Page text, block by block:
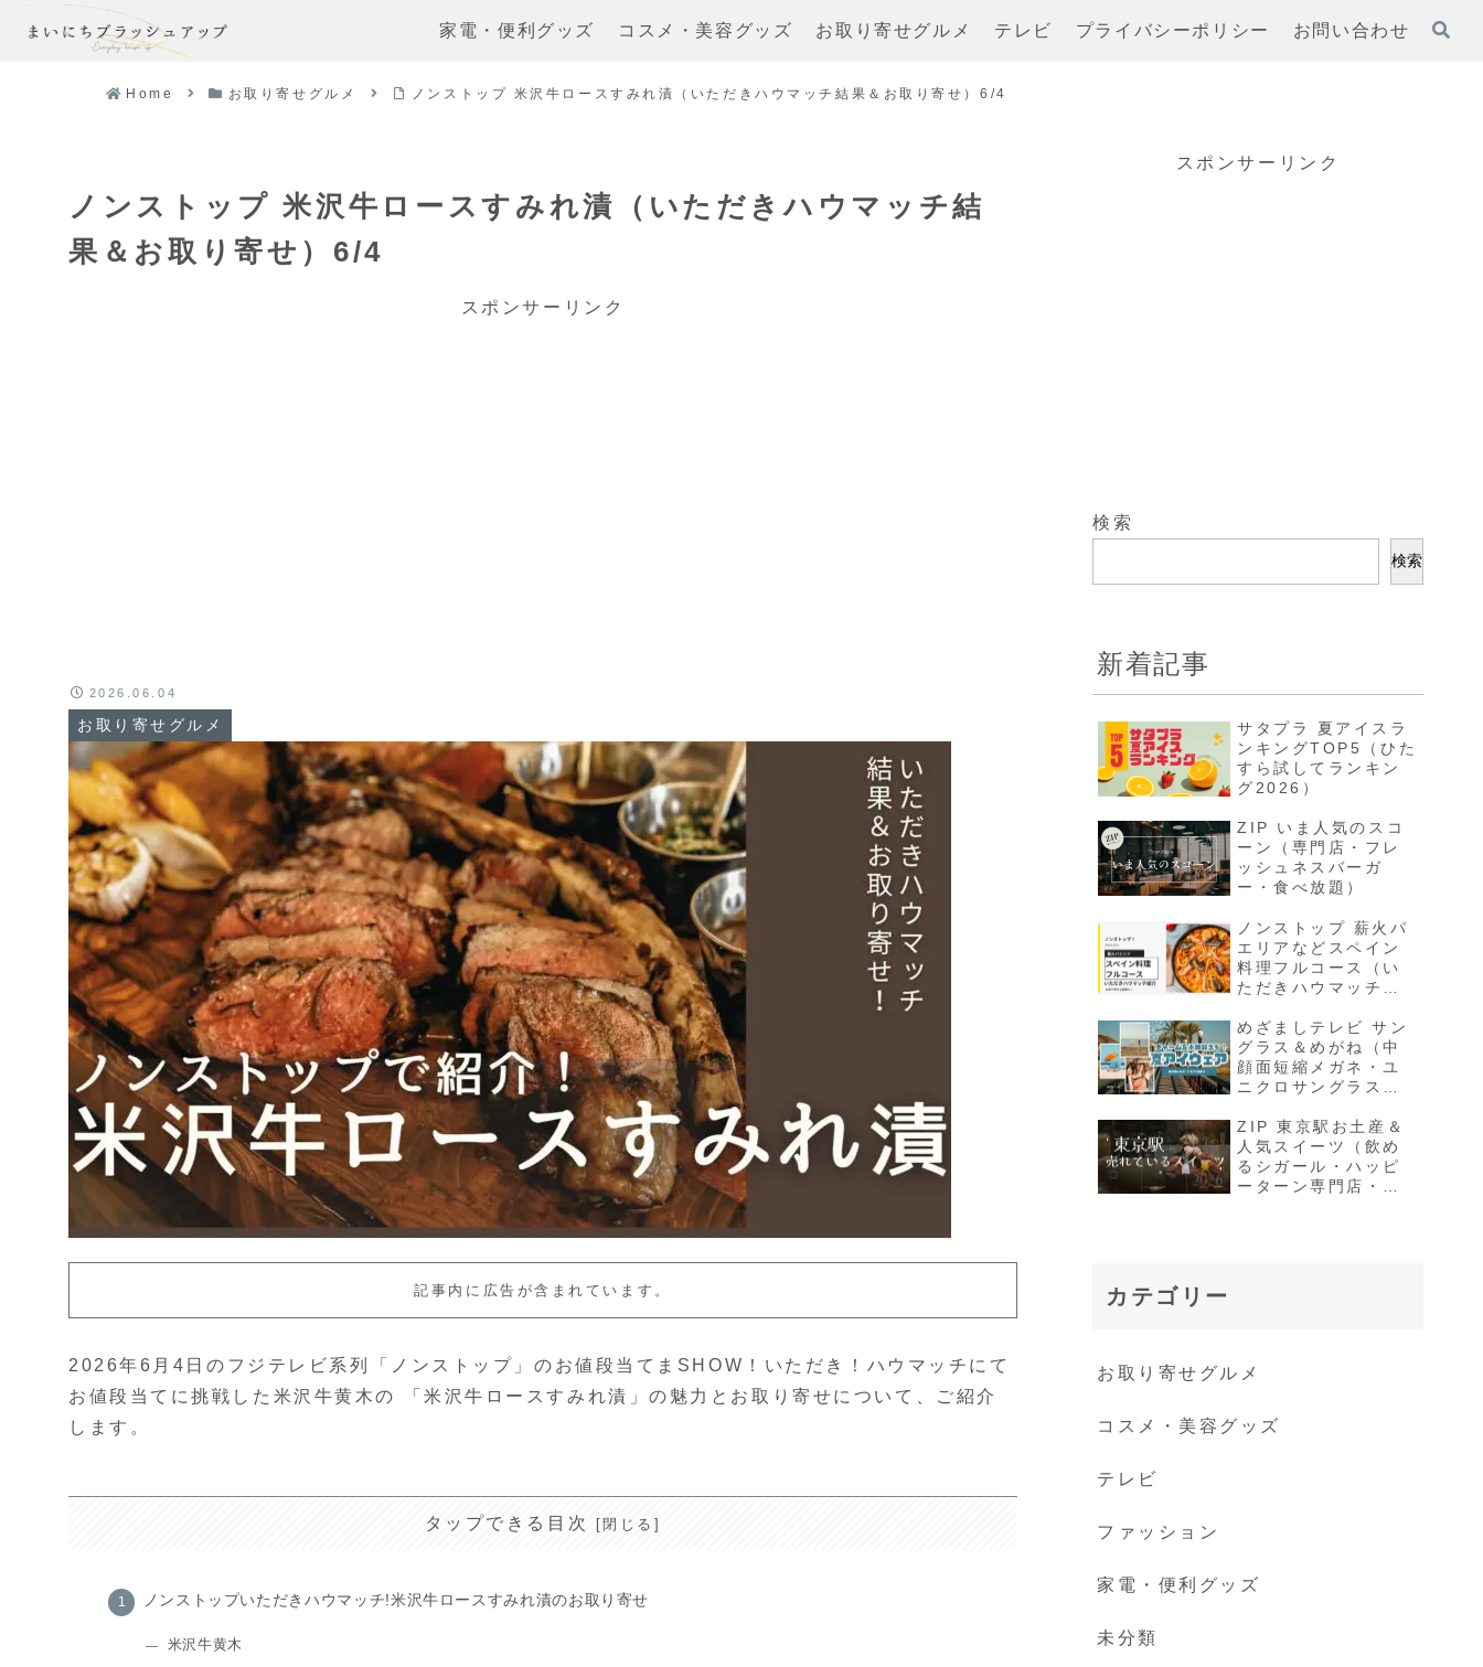
家電・便利グッズ コスメ・美容グッズ お取り寄せグルメ テレビ プライバシーポリシー お問い合わせ
Home お取り寄せグルメ ノンストップ 米沢牛ロースすみれ漬（いただきハウマッチ結果＆お取り寄せ）6/4
ノンストップ 米沢牛ロースすみれ漬（いただきハウマッチ結
果＆お取り寄せ）6/4
スポンサーリンク
お取り寄せグルメ
2026.06.04
記事内に広告が含まれています。
2026年6月4日のフジテレビ系列「ノンストップ」のお値段当てまSHOW！いただき！ハウマッチにて
お値段当てに挑戦した米沢牛黄木の 「米沢牛ロースすみれ漬」の魅力とお取り寄せについて、ご紹介
します。
タップできる目次
ノンストップいただきハウマッチ!米沢牛ロースすみれ漬のお取り寄せ
米沢牛黄木
スポンサーリンク
検索
検索
新着記事
サタプラ 夏アイスラ
ンキングTOP5（ひた
すら試してランキン
グ2026）
ZIP いま人気のスコ
ーン（専門店・フレ
ッシュネスバーガ
ー・食べ放題）
ノンストップ 薪火パ
エリアなどスペイン
料理フルコース（い
ただきハウマッチ結
めざましテレビ サン
グラス＆めがね（中
顔面短縮メガネ・ユ
ニクロサングラスな
ZIP 東京駅お土産＆
人気スイーツ（飲め
るシガール・ハッピ
ーターン専門店・夏
カテゴリー
お取り寄せグルメ
コスメ・美容グッズ
テレビ
ファッション
家電・便利グッズ
未分類